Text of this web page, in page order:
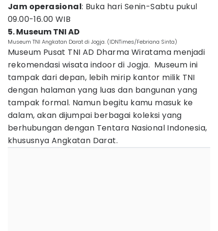
Jam operasional: Buka hari Senin-Sabtu pukul
09.00-16.00 WIB
5. Museum TNI AD
Museum TNI Angkatan Darat di Jogja. (IDNTimes/Febriana Sinta)
Museum Pusat TNI AD Dharma Wiratama menjadi
rekomendasi wisata indoor di Jogja. Museum ini
tampak dari depan, lebih mirip kantor milik TNI
dengan halaman yang luas dan bangunan yang
tampak formal. Namun begitu kamu masuk ke
dalam, akan dijumpai berbagai koleksi yang
berhubungan dengan Tentara Nasional Indonesia,
khususnya Angkatan Darat.